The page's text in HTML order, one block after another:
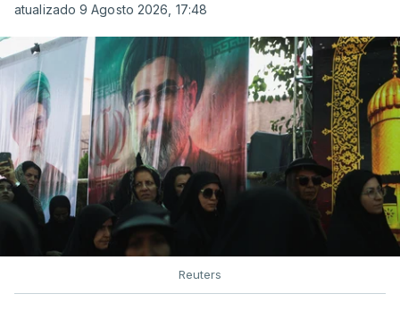
atualizado 9 Agosto 2026, 17:48
Reuters